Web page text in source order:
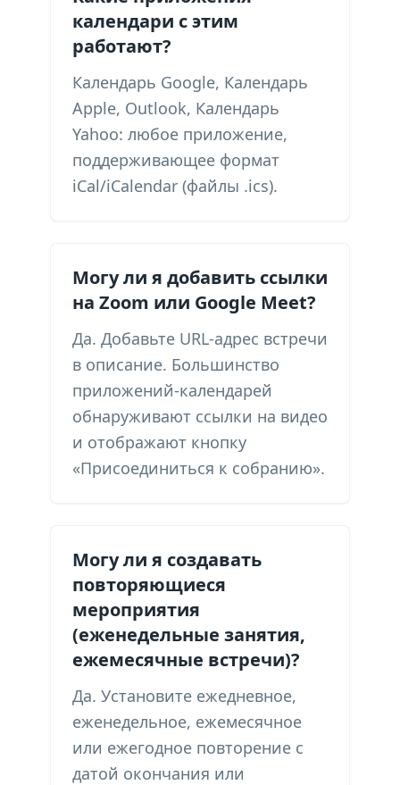
календари с этим
работают?
Календарь Google, Календарь
Apple, Outlook, Календарь
Yahoo: любое приложение,
поддерживающее формат
iCal/iCalendar (файлы .ics).
Могу ли я добавить ссылки
на Zoom или Google Meet?
Да. Добавьте URL-адрес встречи
в описание. Большинство
приложений-календарей
обнаруживают ссылки на видео
и отображают кнопку
«Присоединиться к собранию».
Могу ли я создавать
повторяющиеся
мероприятия
(еженедельные занятия,
ежемесячные встречи)?
Да. Установите ежедневное,
еженедельное, ежемесячное
или ежегодное повторение с
датой окончания или